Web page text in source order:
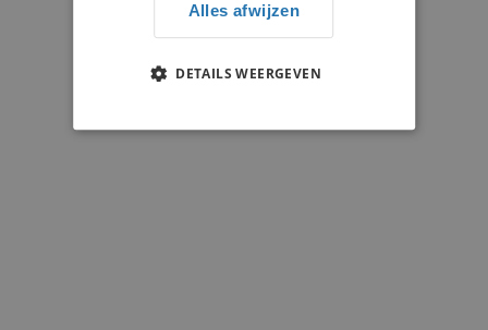
Alles afwijzen
DETAILS WEERGEVEN